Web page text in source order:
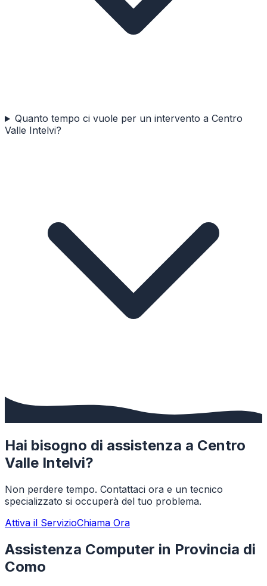
Quanto tempo ci vuole per un intervento a Centro
Valle Intelvi?
Hai bisogno di assistenza a Centro
Valle Intelvi?
Non perdere tempo. Contattaci ora e un tecnico
specializzato si occuperà del tuo problema.
Attiva il ServizioChiama Ora
Assistenza Computer in Provincia di
Como